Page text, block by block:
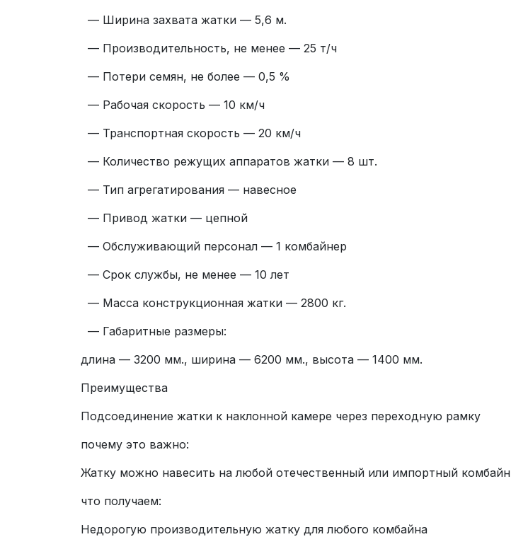
— Ширина захвата жатки — 5,6 м.
— Производительность, не менее — 25 т/ч
— Потери семян, не более — 0,5 %
— Рабочая скорость — 10 км/ч
— Транспортная скорость — 20 км/ч
— Количество режущих аппаратов жатки — 8 шт.
— Тип агрегатирования — навесное
— Привод жатки — цепной
— Обслуживающий персонал — 1 комбайнер
— Срок службы, не менее — 10 лет
— Масса конструкционная жатки — 2800 кг.
— Габаритные размеры:
длина — 3200 мм., ширина — 6200 мм., высота — 1400 мм.
Преимущества
Подсоединение жатки к наклонной камере через переходную рамку
почему это важно:
Жатку можно навесить на любой отечественный или импортный комбайн
что получаем:
Недорогую производительную жатку для любого комбайна